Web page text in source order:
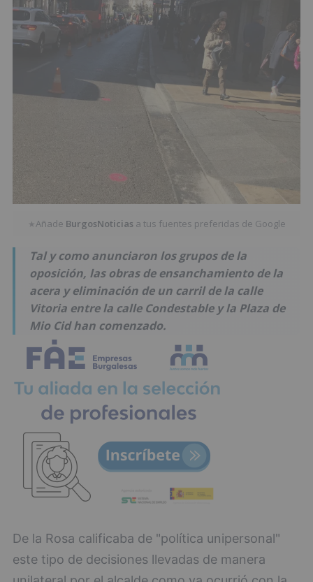
★Añade BurgosNoticias a tus fuentes preferidas de Google
Tal y como anunciaron los grupos de la
oposición, las obras de ensanchamiento de la
acera y eliminación de un carril de la calle
Vitoria entre la calle Condestable y la Plaza de
Mio Cid han comenzado.
De la Rosa calificaba de "política unipersonal"
este tipo de decisiones llevadas de manera